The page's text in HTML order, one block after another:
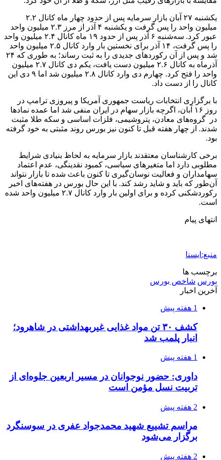
منبع:ایسنا
برچسب ها
بورس شاخص بورس
آخرین اخبار
1 هفته پیش
کشف ۳۰ تن مواد غذایی غیربهداشتی در شاهرود؛
انبار پلمب شد
1 هفته پیش
داوری: حضور نوجوانان در مسیر اربعین جلوه‌ای از
2 هفته پیش
مراسم تشییع شهید محمدجواد عفری در سوسنگرد
برگزار می‌شود
کشف ۱۵۲ دستگاه ماینر غیرمجاز در لرستان
شفاف‌سازی ۲۸ میلیارد یورو تعهدات ارزی
2 هفته پیش
اکیپ صیادان غیرمجاز ماهی در سنقروکلیایی
دستگیر شدند
2 هفته پیش
ماجرای پیشگویی صریح پیامبر(ع) درباره شهادت
2 هفته پیش
برای مراسم اربعین
3 هفته پیش
صفحه اول روزنامه‌های کرمانشاه چهارشنبه سی و